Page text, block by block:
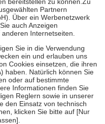
zehn Euro je
für ihre eigene Gesundheit zu
Familie zu unterstützen,
vollendeten 18. Lebensjahr
die von der